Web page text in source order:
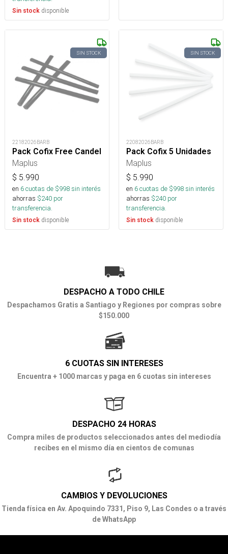
Sin stock disponible
SIN STOCK
22182026BARB
Pack Cofix Free Candel
Maplus
$ 5.990
en 6cuotas de $998sin interés
ahorras $240 por
transferencia.
Sin stock disponible
SIN STOCK
22082026BARB
Pack Cofix 5 Unidades
Maplus
$ 5.990
en 6cuotas de $998sin interés
ahorras $240 por
transferencia.
Sin stock disponible
DESPACHO A TODO CHILE
Despachamos Gratis a Santiago y Regiones por compras sobre
$150.000
6 CUOTAS SIN INTERESES
Encuentra + 1000 marcas y paga en 6 cuotas sin intereses
DESPACHO 24 HORAS
Compra miles de productos seleccionados antes del mediodía
recibes en el mismo día en cientos de comunas
CAMBIOS Y DEVOLUCIONES
Tienda física en Av. Apoquindo 7331, Piso 9, Las Condes o a través
de WhatsApp